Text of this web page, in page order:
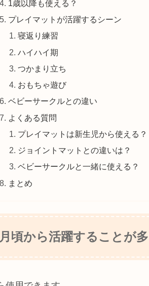
1歳以降も使える？
プレイマットが活躍するシーン
寝返り練習
ハイハイ期
つかまり立ち
おもちゃ遊び
ベビーサークルとの違い
よくある質問
プレイマットは新生児から使える？
ジョイントマットとの違いは？
ベビーサークルと一緒に使える？
まとめ
頃から活躍することが